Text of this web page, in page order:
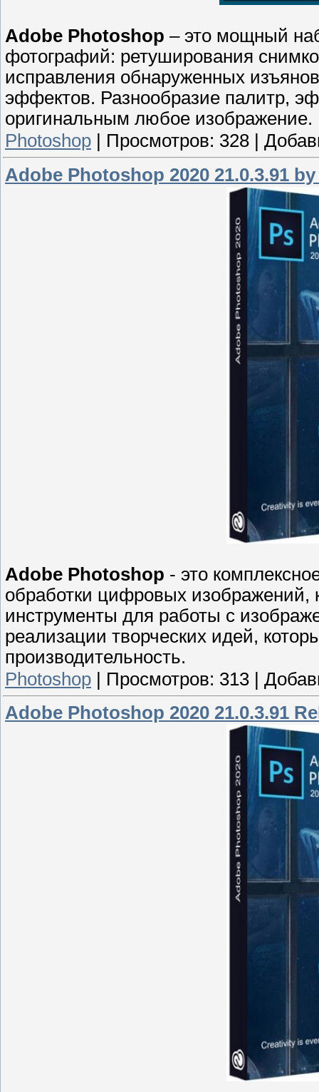
Adobe Photoshop – это мощный
фотографий: ретуширования
исправления обнаруженных
эффектов. Разнообразие палитр,
оригинальным любое изображение.
Photoshop
Просмотров: 328
Adobe Photoshop 2020 21.0.3.91
Adobe Photoshop - это
обработки цифровых
инструменты для работы с
реализации творческих идей,
производительность.
Photoshop | Просмотров: 313 |
Adobe Photoshop 2020 21.0.3.91